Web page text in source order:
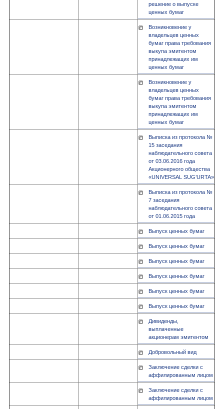
решение о выпуске
ценных бумаг
Возникновение у
владельцев ценных
бумаг права требования
выкупа эмитентом
принадлежащих им
ценных бумаг
Возникновение у
владельцев ценных
бумаг права требования
выкупа эмитентом
принадлежащих им
ценных бумаг
Выписка из протокола №
15 заседания
наблюдательного совета
от 03.06.2016 года
Акционерного общества
«UNIVERSAL SUG’URTA»
Выписка из протокола №
7 заседания
наблюдательного совета
от 01.06.2015 года
Выпуск ценных бумаг
Выпуск ценных бумаг
Выпуск ценных бумаг
Выпуск ценных бумаг
Выпуск ценных бумаг
Выпуск ценных бумаг
Дивиденды,
выплаченные
акционерам эмитентом
Добровольный вид
Заключение сделки с
аффилированным лицом
Заключение сделки с
аффилированным лицом